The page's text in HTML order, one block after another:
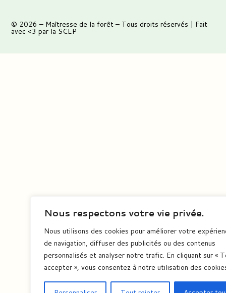
Nous respectons votre vie privée.
Nous utilisons des cookies pour améliorer votre
de navigation, diffuser des publicités ou des contenus
personnalisés et analyser notre trafic. En cliquant sur «
accepter », vous consentez à notre utilisation des
© 2026 – Maîtresse de la forêt – Tous droits réservés | Fait
avec <3 par la SCEP